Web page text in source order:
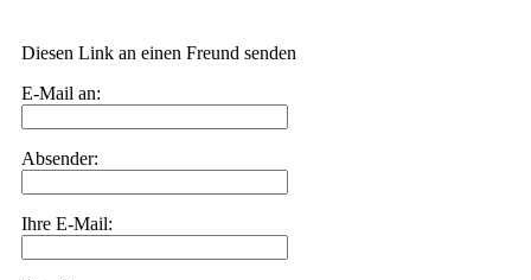
Diesen Link an einen Freund senden
E-Mail an:
Absender:
Ihre E-Mail: